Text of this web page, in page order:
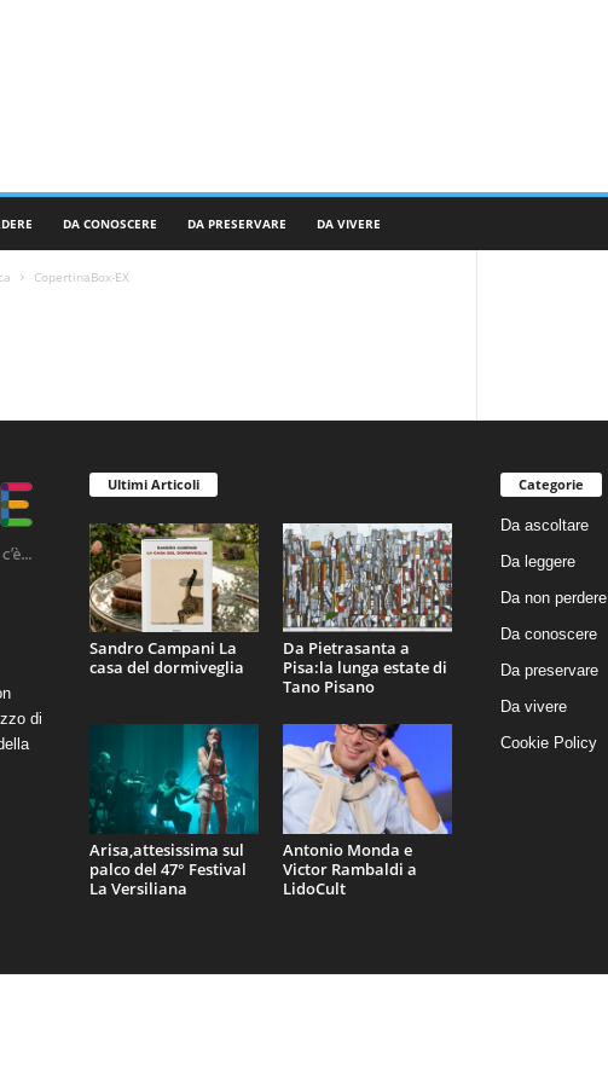
DA CONOSCERE DA PRESERVARE DA VIVERE
CopertinaBox-EX
di
Ultimi Articoli
Sandro Campani La
casa del dormiveglia
Da Pietrasanta a
Pisa:la lunga estate di
Tano Pisano
Arisa,attesissima sul
palco del 47° Festival
La Versiliana
Antonio Monda e
Victor Rambaldi a
LidoCult
Categorie
Da ascoltare
Da leggere
Da non perdere
Da conoscere
Da preservare
Da vivere
Cookie Policy